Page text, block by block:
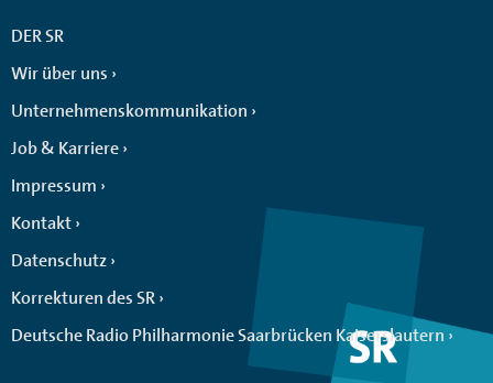
DER SR
Wir über uns
Unternehmenskommunikation
Job & Karriere
Impressum
Kontakt
Datenschutz
Korrekturen des SR
Deutsche Radio Philharmonie Saarbrücken Kaiserslautern